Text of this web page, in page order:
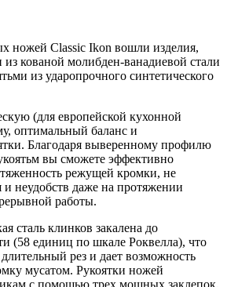
ножей Classic Ikon вошли изделия,
кованой молибден-ванадиевой стали
из ударопрочного синтетического
(для европейской кухонной
оптимальный баланс и
Благодаря выверенному профилю
вы сможете эффективно
режущей кромки, не
неудобств даже на протяжении
работы.
сталь клинков закалена до
(58 единиц по шкале Роквелла), что
рез и дает возможность
мусатом. Рукоятки ножей
с помощью трех мощных заклепок.